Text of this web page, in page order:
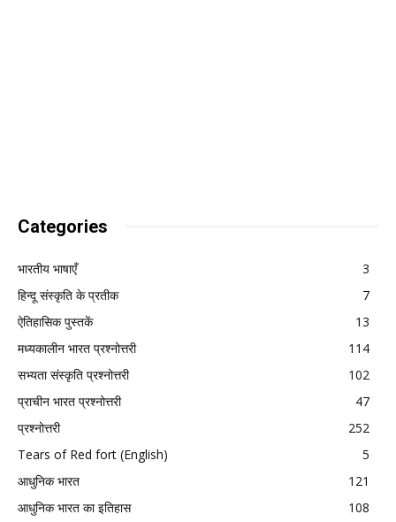
Categories
भारतीय भाषाएँ
3
हिन्दू संस्कृति के प्रतीक
7
ऐतिहासिक पुस्तकें
13
मध्यकालीन भारत प्रश्नोत्तरी
114
सभ्यता संस्कृति प्रश्नोत्तरी
102
प्राचीन भारत प्रश्नोत्तरी
47
प्रश्नोत्तरी
252
Tears of Red fort (English)
5
आधुनिक भारत
121
आधुनिक भारत का इतिहास
108